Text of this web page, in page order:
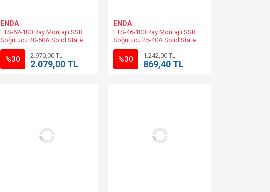
ENDA
ETS-62-100 Ray Montajlı SSR
Soğutucu 40-50A Solid State
Role İçin Ebat 62x77x100 ENDA |
%30 2.970,00 TL
2.079,00 TL
ENDA
ETS-46-100 Ray Montajlı SSR
Soğutucu 25-40A Solid State
Role İçin Ebat 46x61x100 ENDA |
%30 1.242,00 TL
869,40 TL